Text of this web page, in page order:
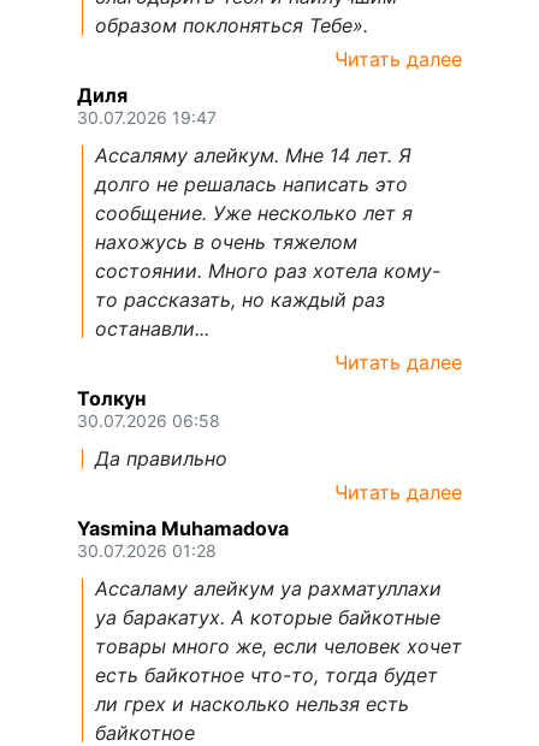
образом поклоняться Тебе».
Читать далее
Диля
30.07.2026 19:47
Ассаляму алейкум. Мне 14 лет. Я
долго не решалась написать это
сообщение. Уже несколько лет я
нахожусь в очень тяжелом
состоянии. Много раз хотела кому-
то рассказать, но каждый раз
останавли...
Читать далее
Толкун
30.07.2026 06:58
Да правильно
Читать далее
Yasmina Muhamadova
30.07.2026 01:28
Ассаламу алейкум уа рахматуллахи
уа баракатух. А которые байкотные
товары много же, если человек хочет
есть байкотное что-то, тогда будет
ли грех и насколько нельзя есть
байкотное